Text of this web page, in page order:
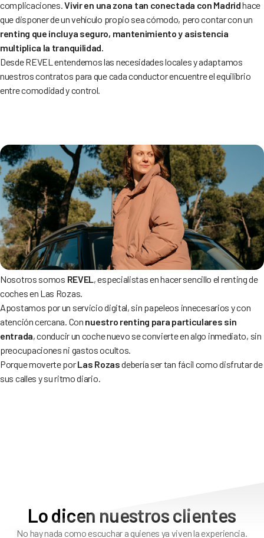
complicaciones.Vivir en una zona tan conectada con Madridhace
que disponer de un vehículo propio sea cómodo, pero contar con un
renting que incluya seguro, mantenimiento y asistencia
multiplica la tranquilidad.
Desde REVEL entendemos las necesidades locales y adaptamos
nuestros contratos para que cada conductor encuentre el equilibrio
entre comodidad y control.
Nosotros somos REVEL, especialistas en hacer sencillo el renting de
coches en Las Rozas.
Apostamos por un servicio digital, sin papeleos innecesarios y con
atención cercana. Con nuestro renting para particulares sin
entrada, conducir un coche nuevo se convierte en algo inmediato, sin
preocupaciones ni gastos ocultos.
Porque moverte porLas Rozasdebería ser tan fácil como disfrutar de
sus calles y su ritmo diario.
Lo dicen nuestros clientes
No hay nada como escuchar a quienes ya viven la experiencia.